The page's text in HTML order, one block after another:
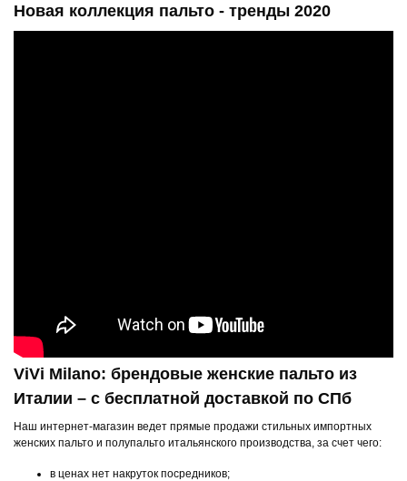
Новая коллекция пальто - тренды 2020
ViVi Milano: брендовые женские пальто из
Италии – с бесплатной доставкой по СПб
Наш интернет-магазин ведет прямые продажи стильных импортных
женских пальто и полупальто итальянского производства, за счет чего:
в ценах нет накруток посредников;